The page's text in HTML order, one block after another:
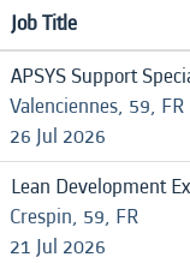
Job Title
APSYS Support
Valenciennes, 59, FR
26 Jul 2026
Lean Development
Crespin, 59, FR
21 Jul 2026